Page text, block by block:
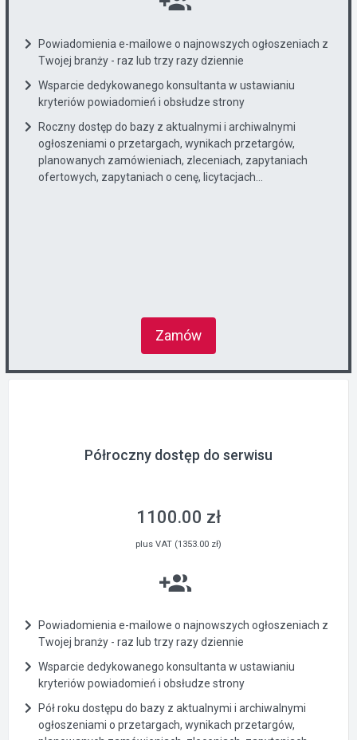
Powiadomienia e-mailowe o najnowszych ogłoszeniach z
Twojej branży - raz lub trzy razy dziennie
Wsparcie dedykowanego konsultanta w ustawianiu
kryteriów powiadomień i obsłudze strony
Roczny dostęp do bazy z aktualnymi i archiwalnymi
ogłoszeniami o przetargach, wynikach przetargów,
planowanych zamówieniach, zleceniach, zapytaniach
ofertowych, zapytaniach o cenę, licytacjach...
Zamów
Półroczny dostęp do serwisu
1100.00 zł
plus VAT (1353.00 zł)
Powiadomienia e-mailowe o najnowszych ogłoszeniach z
Twojej branży - raz lub trzy razy dziennie
Wsparcie dedykowanego konsultanta w ustawianiu
kryteriów powiadomień i obsłudze strony
Pół roku dostępu do bazy z aktualnymi i archiwalnymi
ogłoszeniami o przetargach, wynikach przetargów,